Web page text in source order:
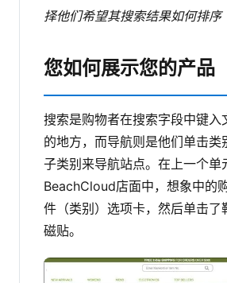
择他们希望其搜索结果如何排序
您如何展示您的产品
搜索是购物者在搜索字段中键入
的地方，而导航则是他们单击类
子类别来导航站点。在上一个单
BeachCloud店面中，想象中的
件（类别）选项卡，然后单击了
磁贴。